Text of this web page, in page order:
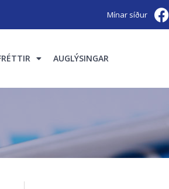
Mínar síður
AUGLÝSINGAR